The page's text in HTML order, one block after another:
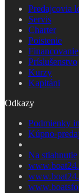
Predajcovia
Servis
Charter
Poistenie
Financovanie
Príslušenstvo
Kurzy
Kapitáni
Odkazy
Podmienky
Kúpno-
Na stiahnutie